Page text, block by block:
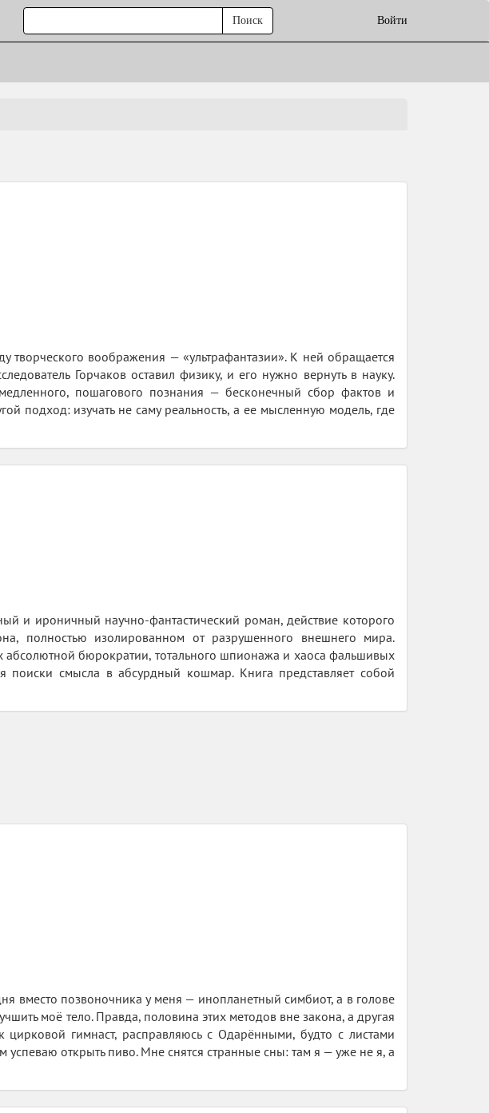
Войти
Поиск
воображения — «ультрафантазии». К ней обращается
Горчаков оставил физику, и его нужно вернуть в науку.
пошагового познания — бесконечный сбор фактов и
подход: изучать не саму реальность, а ее мысленную модель, где
и ироничный научно-фантастический роман, действие которого
полностью изолированном от разрушенного внешнего мира.
абсолютной бюрократии, тотального шпионажа и хаоса фальшивых
поиски смысла в абсурдный кошмар. Книга представляет собой
вместо позвоночника у меня — инопланетный симбиот, а в голове
моё тело. Правда, половина этих методов вне закона, а другая
гимнаст, расправляюсь с Одарёнными, будто с листами
открыть пиво. Мне снятся странные сны: там я — уже не я, а